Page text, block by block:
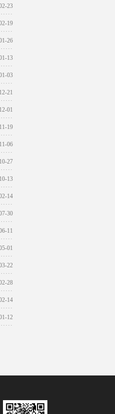
23
19
26
13
03
21
01
19
06
27
13
14
30
11
01
22
28
14
12